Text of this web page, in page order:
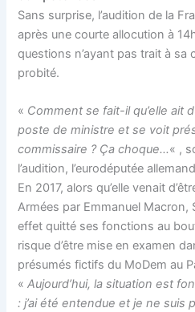
Sans surprise, l’audition de la
après une courte allocution à
questions n’ayant pas trait à sa
probité.
« Comment se fait-il qu’elle ait
poste de ministre et se voit
commissaire ? Ça choque…« ,
l’audition, l’eurodéputée
En 2017, alors qu’elle venait
Armées par Emmanuel Macron,
effet quitté ses fonctions au
risque d’être mise en examen
présumés fictifs du MoDem au
«Aujourd’hui, la situation est
: j’ai été entendue et je ne suis